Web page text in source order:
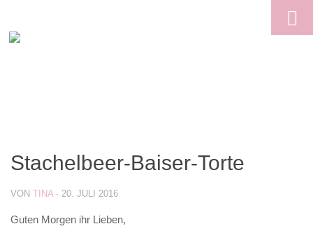
Stachelbeer-Baiser-Torte
VON TINA · 20. JULI 2016
Guten Morgen ihr Lieben,